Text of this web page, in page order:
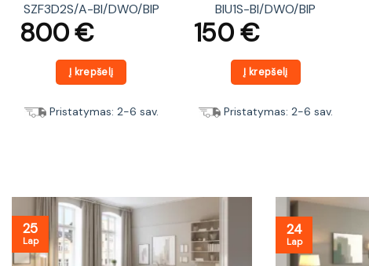
SZF3D2S/A-BI/DWO/BIP
800€
Į krepšelį
Pristatymas: 2-6 sav.
BIU1S-BI/DWO/BIP
150€
Į krepšelį
Pristatymas: 2-6 sav.
25
Lap
24
Lap